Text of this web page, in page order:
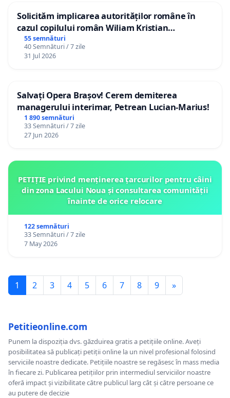
Solicităm implicarea autorităților române în
cazul copilului român Wiliam Kristian
Gheorghe, aflat în plasament în Danemarca de
12 ani
55 semnături
40 Semnături / 7 zile
31 Jul 2026
Salvați Opera Brașov! Cerem demiterea
managerului interimar, Petrean Lucian-Marius!
1 890 semnături
33 Semnături / 7 zile
27 Jun 2026
PETIȚIE privind menținerea țarcurilor pentru câini
din zona Lacului Noua și consultarea comunității
înainte de orice relocare
122 semnături
33 Semnături / 7 zile
7 May 2026
1 2 3 4 5 6 7 8 9 »
Petitieonline.com
Punem la dispoziția dvs. găzduirea gratis a petițiile online. Aveți
posibilitatea să publicați petiții online la un nivel profesional folosind
serviciile noastre dedicate. Petițiile noastre se regăsesc în mass media
în fiecare zi. Publicarea petițiilor prin intermediul serviciilor noastre
oferă impact și vizibilitate către publicul larg cât și către persoane ce
au putere de decizie